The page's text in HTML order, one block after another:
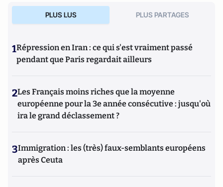
PLUS LUS PLUS PARTAGES
1Répression en Iran : ce qui s'est vraiment passé
pendant que Paris regardait ailleurs
2Les Français moins riches que la moyenne
européenne pour la 3e année consécutive : jusqu'où
ira le grand déclassement ?
3Immigration : les (très) faux-semblants européens
après Ceuta